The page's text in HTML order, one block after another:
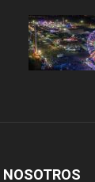
NOSOTROS